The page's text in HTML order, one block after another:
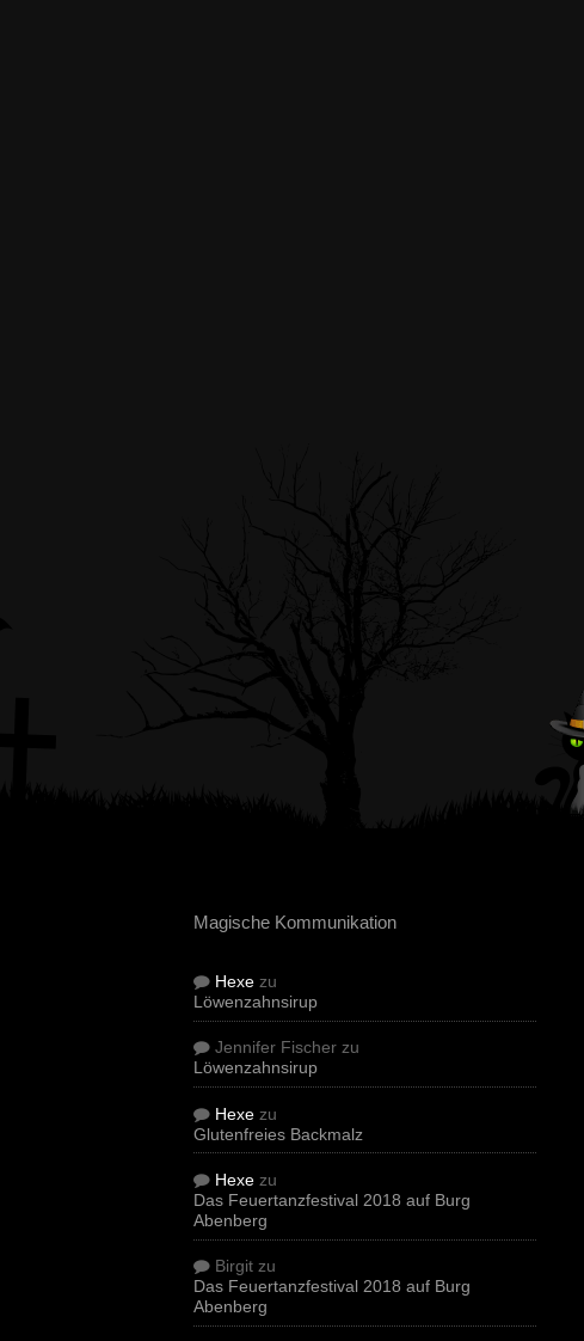
Magische Kommunikation
Hexe zu
Löwenzahnsirup
Jennifer Fischer zu
Löwenzahnsirup
Hexe zu
Glutenfreies Backmalz
Hexe zu
Das Feuertanzfestival 2018 auf Burg
Abenberg
Birgit zu
Das Feuertanzfestival 2018 auf Burg
Abenberg